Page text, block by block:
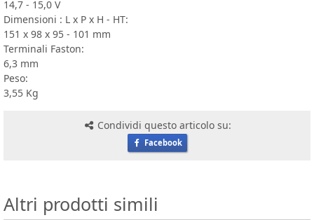
14,7 - 15,0 V
Dimensioni : L x P x H - HT:
151 x 98 x 95 - 101 mm
Terminali Faston:
6,3 mm
Peso:
3,55 Kg
Condividi questo articolo su:
Facebook
Altri prodotti simili